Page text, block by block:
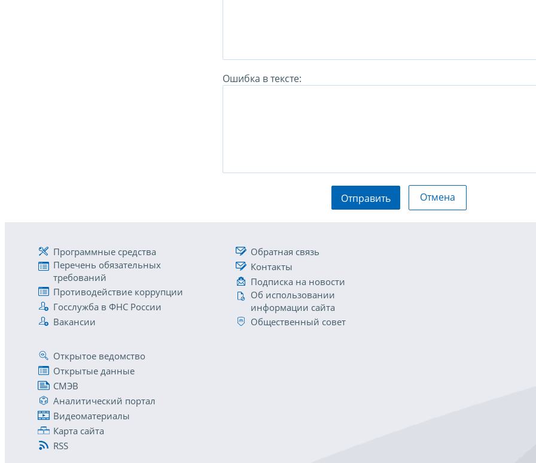
Ошибка в тексте:
Отправить Отмена
Программные средства
Перечень обязательных
требований
Противодействие коррупции
Госслужба в ФНС России
Вакансии
Обратная связь
Контакты
Подписка на новости
Об использовании
информации сайта
Общественный совет
Открытое ведомство
Открытые данные
СМЭВ
Аналитический портал
Видеоматериалы
Карта сайта
RSS